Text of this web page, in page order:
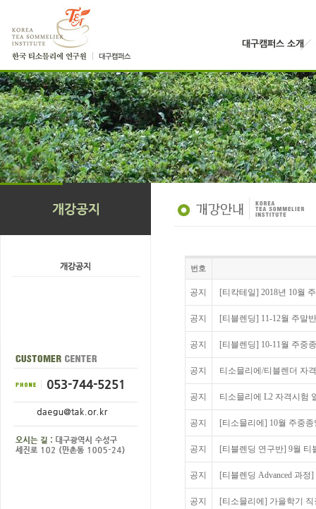
번호
공지 [티칵테일] 2018년 10월
공지 [티블렌딩] 11-12월 주말
공지 [티블렌딩] 10-11월 주중
공지 티소믈리에/티블렌더 자
공지 티소믈리에 L2 자격시험
공지 [티소믈리에] 10월 주중
공지 [티블렌딩 연구반] 9월 티
공지 [티블렌딩 Advanced 과
공지 [티소믈리에] 가을학기